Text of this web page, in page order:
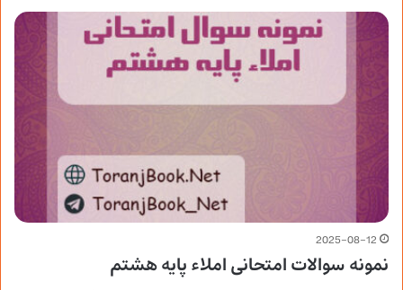
2025-08-12
نمونه سوالات امتحانی املاء پایه هشتم